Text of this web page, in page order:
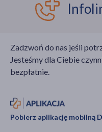
Zadzwoń do nas jeśli
Jesteśmy dla Ciebie
bezpłatnie.
Pobierz aplikację mobilną